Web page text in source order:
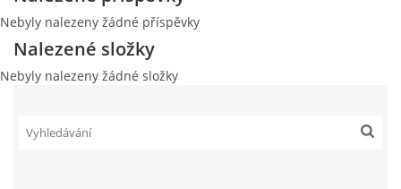
KONTAKTY
Nebyly nalezeny žádné příspěvky
Nalezené složky
Nebyly nalezeny žádné složky